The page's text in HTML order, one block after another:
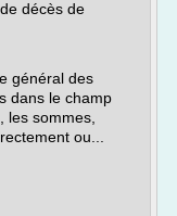
décès de
général des
dans le champ
les sommes,
ou...